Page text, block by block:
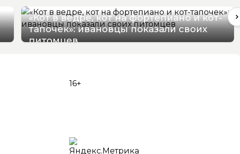
«Кот в ведре, кот на фортепиано и кот-
тапочек»: ивановцы показали своих
питомцев
16+